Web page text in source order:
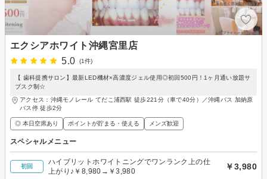
エクシアホワイト沖縄宮里店
5.0
(1件)
【 歯科提携サロン】最新LED機材×高濃度ジェル使用◎初回500円！1ヶ月通い放題サ
ブスク制☆
アクセス：沖縄モノレール てだこ浦西駅 徒歩221分（車で40分）／沖縄バス 加納原
バス停 徒歩2分
◎ 本日空席あり ポイントが貯まる・使える メンズ歓迎
スペシャルメニュー
初回
ハイブリットホワイトニングでワンランク上の仕
上がり♪￥8,980→￥3,980
￥3,980